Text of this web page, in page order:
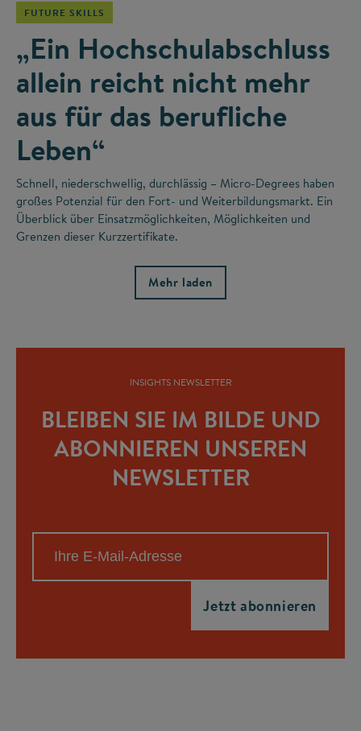
FUTURE SKILLS
„Ein Hochschulabschluss
allein reicht nicht mehr
aus für das berufliche
Leben“
Schnell, niederschwellig, durchlässig – Micro-Degrees haben
großes Potenzial für den Fort- und Weiterbildungsmarkt. Ein
Überblick über Einsatzmöglichkeiten, Möglichkeiten und
Grenzen dieser Kurzzertifikate.
Mehr laden
INSIGHTS NEWSLETTER
BLEIBEN SIE IM BILDE UND
ABONNIEREN UNSEREN
NEWSLETTER